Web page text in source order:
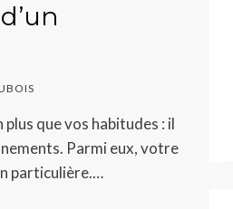
que vos habitudes : il
Parmi eux, votre
particulière.…